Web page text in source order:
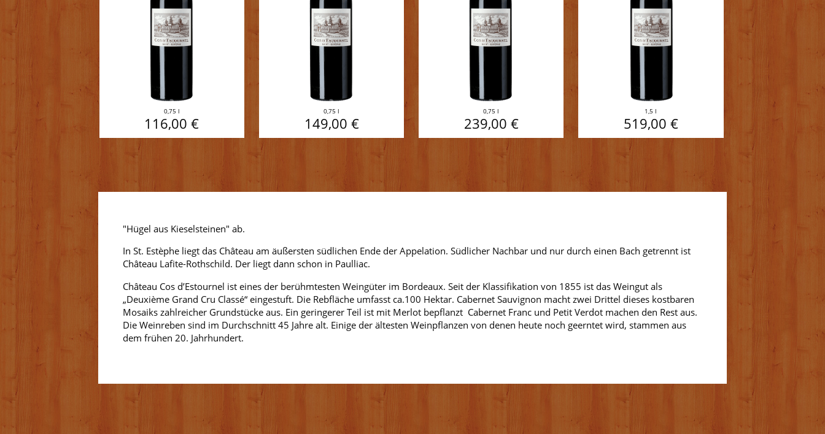
0,75 l
116,00 €
0,75 l
149,00 €
0,75 l
239,00 €
1,5 l
519,00 €
"Hügel aus Kieselsteinen" ab.
In St. Estèphe liegt das Château am äußersten südlichen Ende der Appelation. Südlicher Nachbar und nur durch einen Bach getrennt ist
Château Lafite-Rothschild. Der liegt dann schon in Paulliac.
Château Cos d’Estournel ist eines der berühmtesten Weingüter im Bordeaux. Seit der Klassifikation von 1855 ist das Weingut als
„Deuxième Grand Cru Classé“ eingestuft. Die Rebfläche umfasst ca.100 Hektar. Cabernet Sauvignon macht zwei Drittel dieses kostbaren
Mosaiks zahlreicher Grundstücke aus. Ein geringerer Teil ist mit Merlot bepflanzt Cabernet Franc und Petit Verdot machen den Rest aus.
Die Weinreben sind im Durchschnitt 45 Jahre alt. Einige der ältesten Weinpflanzen von denen heute noch geerntet wird, stammen aus
dem frühen 20. Jahrhundert.